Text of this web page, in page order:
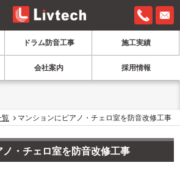
0120-
ドラム防音工事 施工実績
会社案内 採用情報
覧 マンションにピアノ・チェロ室を防音改修工事
ノ・チェロ室を防音改修工事